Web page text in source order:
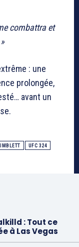
combattra et
: une
prolongée,
avant un
UFC 324
: Tout ce
à Las Vegas